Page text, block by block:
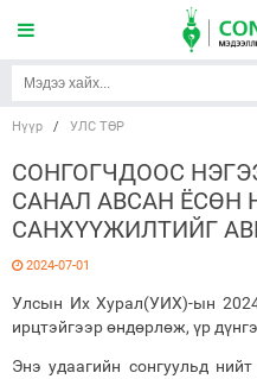
Нүүр / УЛС ТӨР
СОНГОГЧДООС
САНАЛ АВСАН ЁСӨН
САНХҮҮЖИЛТИЙГ
2024-07-01
Улсын Их Хурал(УИХ)-ын
ирцтэйгээр өндөрлөж, үр
Энэ удаагийн сонгуульд